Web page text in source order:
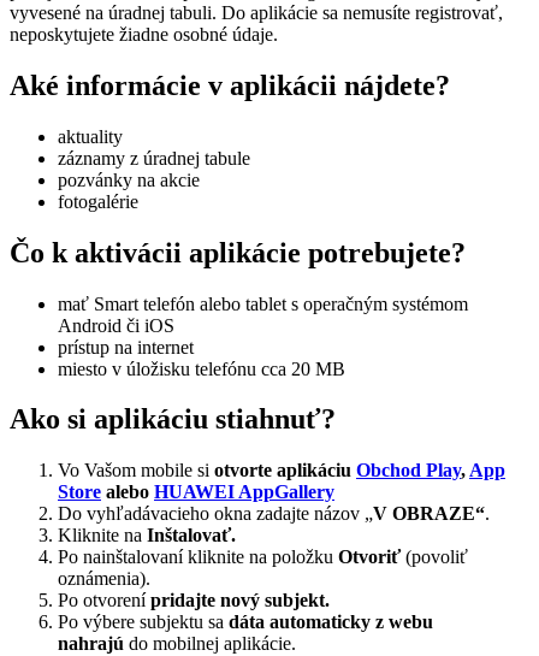
vyvesené na úradnej tabuli. Do aplikácie sa nemusíte registrovať,
neposkytujete žiadne osobné údaje.
Aké informácie v aplikácii nájdete?
aktuality
záznamy z úradnej tabule
pozvánky na akcie
fotogalérie
Čo k aktivácii aplikácie potrebujete?
mať Smart telefón alebo tablet s operačným systémom
Android či iOS
prístup na internet
miesto v úložisku telefónu cca 20 MB
Ako si aplikáciu stiahnuť?
Vo Vašom mobile si otvorte aplikáciu Obchod Play, App
Store alebo HUAWEI AppGallery
Do vyhľadávacieho okna zadajte názov „V OBRAZE“.
Kliknite na Inštalovať.
Po nainštalovaní kliknite na položku Otvoriť(povoliť
oznámenia).
Po otvorenípridajte nový subjekt.
Po výbere subjektu sa dáta automaticky z webu
nahrajú do mobilnej aplikácie.